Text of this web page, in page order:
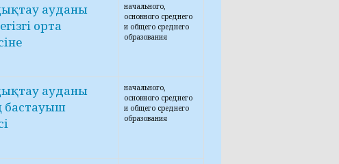
ауданы
орта
начального,
основного среднего
и общего среднего
образования
ауданы
бастауыш
начального,
основного среднего
и общего среднего
образования